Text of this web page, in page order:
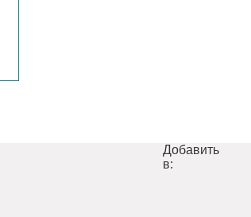
Добавить
в: